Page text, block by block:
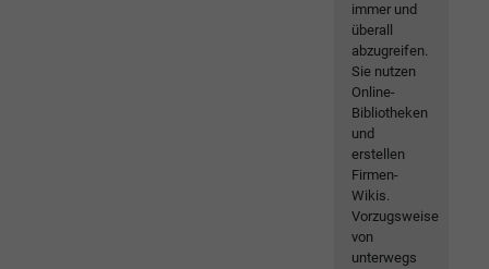
immer und
überall
abzugreifen.
Sie nutzen
Online-
Bibliotheken
und
erstellen
Firmen-
Wikis.
Vorzugsweise
von
unterwegs